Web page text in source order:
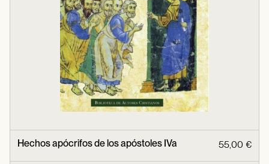
Hechos apócrifos de los apóstoles IVa 55,00 €